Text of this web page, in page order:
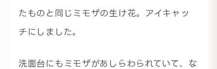
たものと同じミモザの生け花。アイキャッ
チにしました。
洗面台にもミモザがあしらわられていて、な